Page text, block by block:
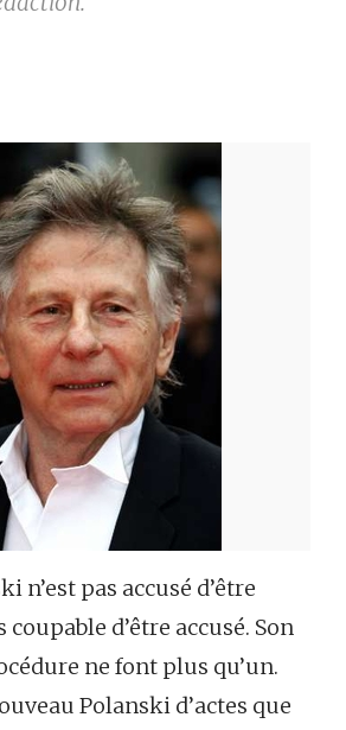
n’est pas accusé d’être
d’être accusé. Son
ne font plus qu’un.
Polanski d’actes que